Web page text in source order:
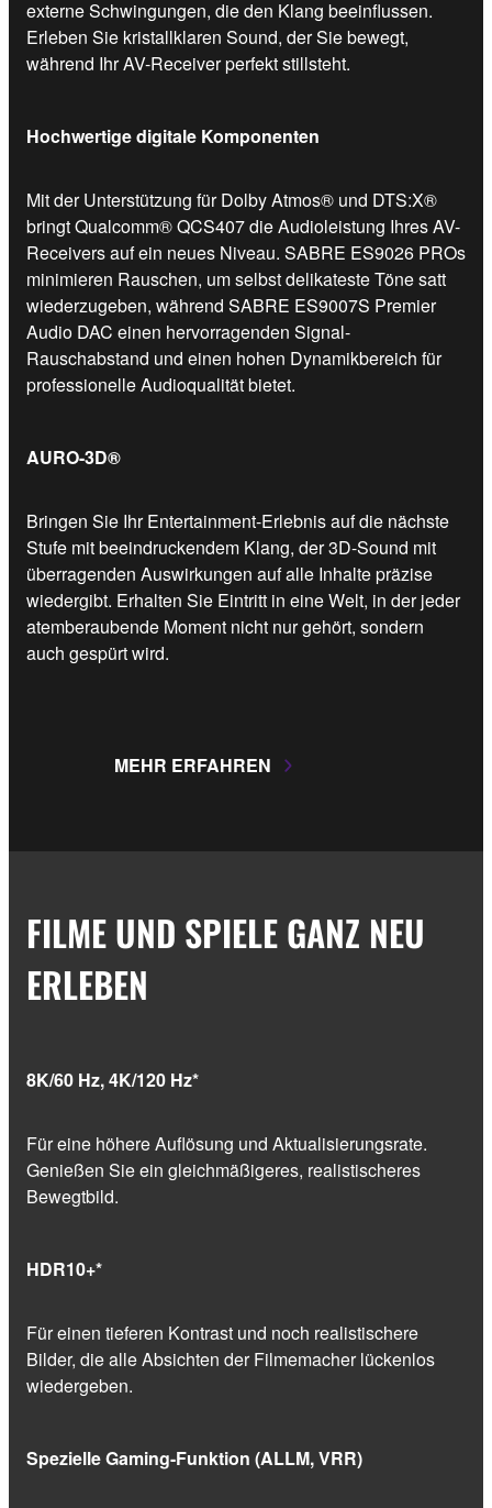
externe Schwingungen, die den Klang beeinflussen.
Erleben Sie kristallklaren Sound, der Sie bewegt,
während Ihr AV-Receiver perfekt stillsteht.
Hochwertige digitale Komponenten
Mit der Unterstützung für Dolby Atmos® und DTS:X®
bringt Qualcomm® QCS407 die Audioleistung Ihres AV-
Receivers auf ein neues Niveau. SABRE ES9026 PROs
minimieren Rauschen, um selbst delikateste Töne satt
wiederzugeben, während SABRE ES9007S Premier
Audio DAC einen hervorragenden Signal-
Rauschabstand und einen hohen Dynamikbereich für
professionelle Audioqualität bietet.
AURO-3D®
Bringen Sie Ihr Entertainment-Erlebnis auf die nächste
Stufe mit beeindruckendem Klang, der 3D-Sound mit
überragenden Auswirkungen auf alle Inhalte präzise
wiedergibt. Erhalten Sie Eintritt in eine Welt, in der jeder
atemberaubende Moment nicht nur gehört, sondern
auch gespürt wird.
MEHR ERFAHREN
FILME UND SPIELE GANZ NEU
ERLEBEN
8K/60 Hz, 4K/120 Hz*
Für eine höhere Auflösung und Aktualisierungsrate.
Genießen Sie ein gleichmäßigeres, realistischeres
Bewegtbild.
HDR10+*
Für einen tieferen Kontrast und noch realistischere
Bilder, die alle Absichten der Filmemacher lückenlos
wiedergeben.
Spezielle Gaming-Funktion (ALLM, VRR)